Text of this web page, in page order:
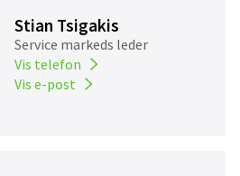
Stian Tsigakis
Service markeds leder
Vis telefon
Vis e-post